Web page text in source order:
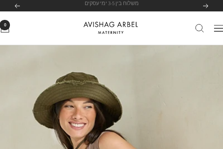
הקודם לרשימת הסניפים שלנו לחצי כאן הבא
ניווט
Avishag
0